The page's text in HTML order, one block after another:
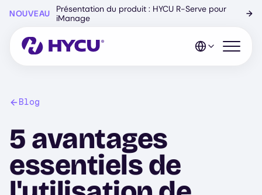
content
NOUVEAU
Présentation du produit : HYCU R-Serve pour
iManage
→
Open
Blog
5 avantages
essentiels de